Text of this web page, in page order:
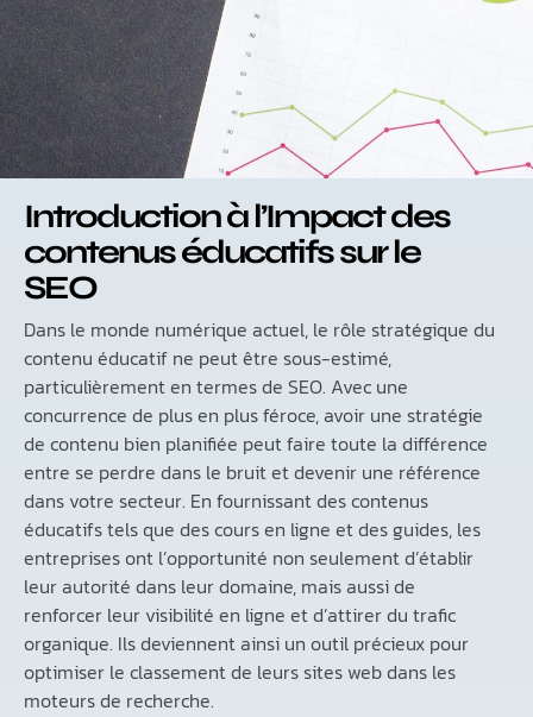
Introduction à l’Impact des
contenus éducatifs sur le
SEO
Dans le monde numérique actuel, le rôle stratégique du
contenu éducatif ne peut être sous-estimé,
particulièrement en termes de SEO. Avec une
concurrence de plus en plus féroce, avoir une stratégie
de contenu bien planifiée peut faire toute la différence
entre se perdre dans le bruit et devenir une référence
dans votre secteur. En fournissant des contenus
éducatifs tels que des cours en ligne et des guides, les
entreprises ont l’opportunité non seulement d’établir
leur autorité dans leur domaine, mais aussi de
renforcer leur visibilité en ligne et d’attirer du trafic
organique. Ils deviennent ainsi un outil précieux pour
optimiser le classement de leurs sites web dans les
moteurs de recherche.